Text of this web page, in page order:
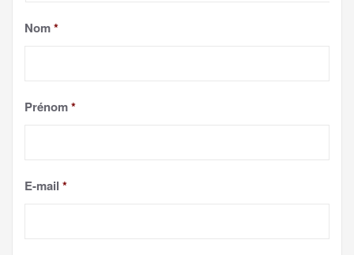
Nom*
Prénom*
E-mail *